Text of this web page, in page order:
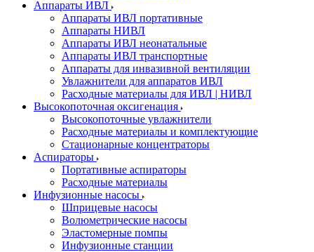
Аппараты ИВЛ
Аппараты ИВЛ портативные
Аппараты НИВЛ
Аппараты ИВЛ неонатальные
Аппараты ИВЛ транспортные
Аппараты для инвазивной вентиляции
Увлажнители для аппаратов ИВЛ
Расходные материалы для ИВЛ | НИВЛ
Высокопоточная оксигенация
Высокопоточные увлажнители
Расходные материалы и комплектующие
Стационарные концентраторы
Аспираторы
Портативные аспираторы
Расходные материалы
Инфузионные насосы
Шприцевые насосы
Волюметрические насосы
Эластомерные помпы
Инфузионные станции